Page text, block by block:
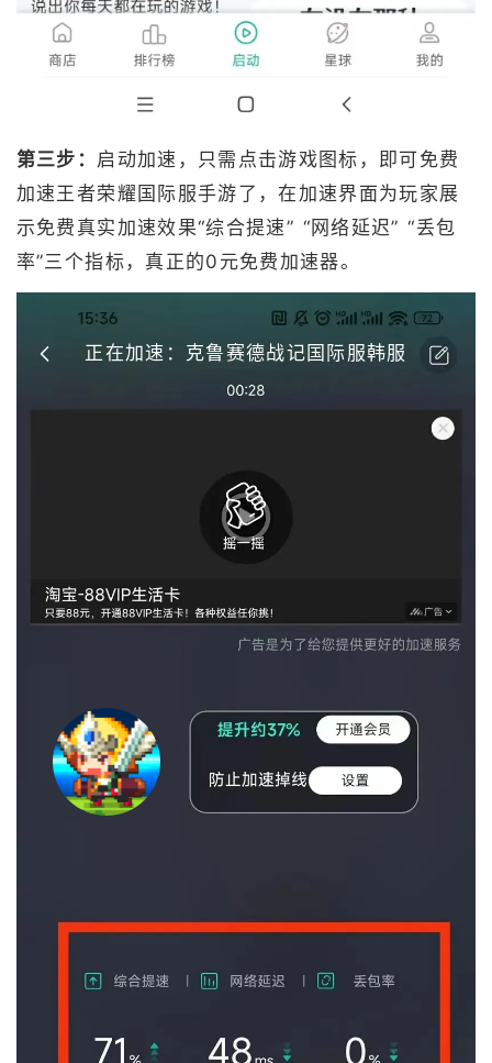
第三步： 启动加速，只需点击游戏图标，即可免费
加速王者荣耀国际服手游了，在加速界面为玩家展
示免费真实加速效果“综合提速” “网络延迟” “丢包
率”三个指标，真正的0元免费加速器。
正在加速：克鲁赛德战记国际服韩服